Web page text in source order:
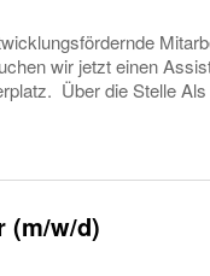
wir jetzt einen
Über die Stelle
(m/w/d)